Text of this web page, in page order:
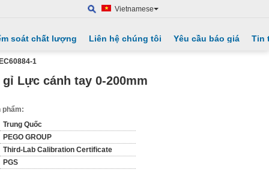
Vietnamese
soát chất lượng Liên hệ chúng tôi Yêu cầu báo giá Tin
1
Lực cánh tay 0-200mm
phẩm:
Trung Quốc
PEGO GROUP
Third-Lab Calibration Certificate
PGS